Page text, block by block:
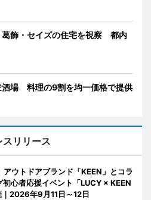
葛飾・セイズの住宅を視察 都内
酒場 料理の9割を均一価格で提供
スリリース
アウトドアブランド「KEEN」とコラ
心者応援イベント「LUCY × KEEN
2026年9月11日～12日